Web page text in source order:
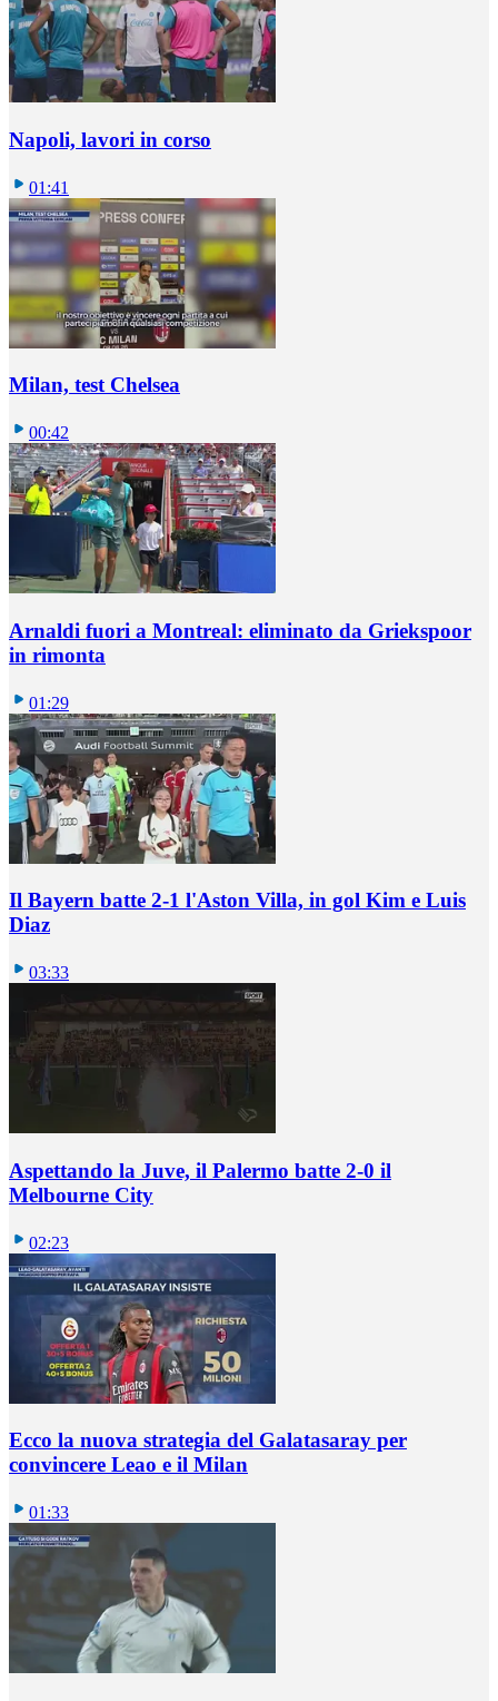
Napoli, lavori in corso
01:41
Milan, test Chelsea
00:42
Arnaldi fuori a Montreal: eliminato da Griekspoor
in rimonta
01:29
Il Bayern batte 2-1 l'Aston Villa, in gol Kim e Luis
Diaz
03:33
Aspettando la Juve, il Palermo batte 2-0 il
Melbourne City
02:23
Ecco la nuova strategia del Galatasaray per
convincere Leao e il Milan
01:33